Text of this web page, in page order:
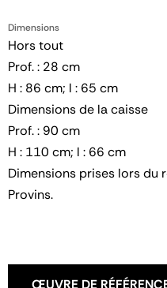
Dimensions
Hors tout
Prof. : 28 cm
H : 86 cm; l : 65 cm
Dimensions de la caisse
Prof. : 90 cm
H : 110 cm; l : 66 cm
Dimensions prises lors du
Provins.
ŒUVRE DE